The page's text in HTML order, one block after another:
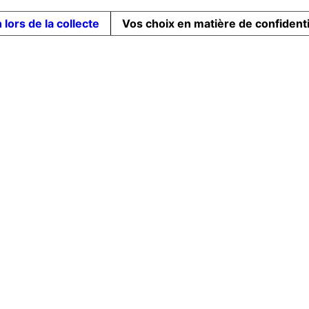
lors de la collecte Vos choix en matière de